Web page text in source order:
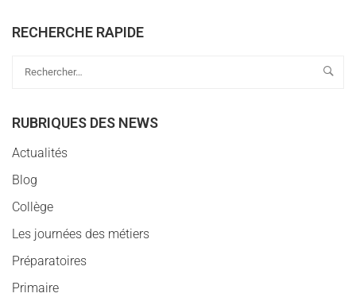
RECHERCHE RAPIDE
RUBRIQUES DES NEWS
Actualités
Blog
Collège
Les journées des métiers
Préparatoires
Primaire